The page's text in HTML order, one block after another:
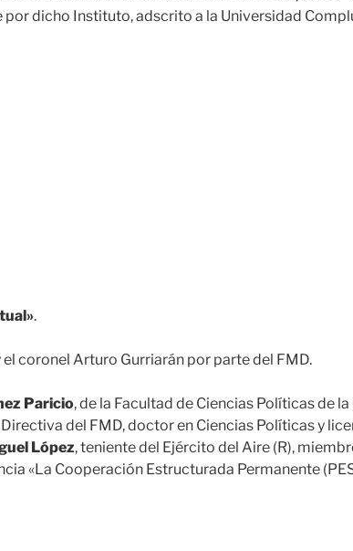
dicho Instituto, adscrito a la Universidad
.
el coronel Arturo Gurriarán por parte del FMD.
Paricio, de la Facultad de Ciencias Políticas de
del FMD, doctor en Ciencias Políticas y
López, teniente del Ejército del Aire (R),
«La Cooperación Estructurada Permanente